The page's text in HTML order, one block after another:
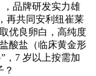
，品牌研发实力雄
再共同安利纽崔莱
优良卵白，高纯度
酸盐（临床黄金形
，7 岁以上按需加
？